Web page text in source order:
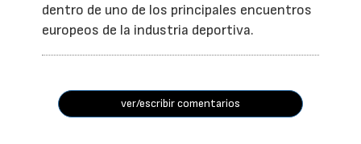
dentro de uno de los principales encuentros
europeos de la industria deportiva.
ver/escribir comentarios